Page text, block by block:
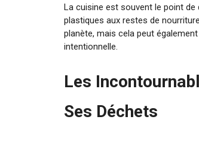
La cuisine est souvent le point
plastiques aux restes de
planète, mais cela peut
intentionnelle.
Les
Ses Déchets